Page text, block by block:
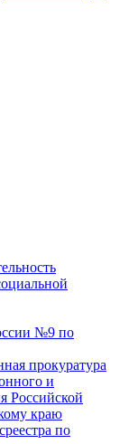
№9 по
прокуратура
и
Российской
краю
по